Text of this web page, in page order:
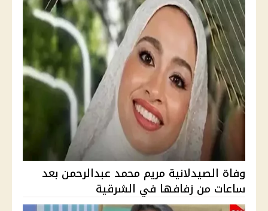
وفاة الصيدلانية مريم محمد عبدالرحمن بعد
ساعات من زفافها في الشرقية